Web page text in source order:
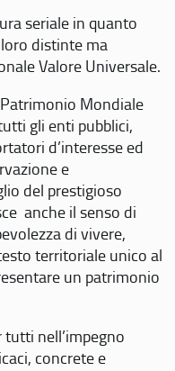
seriale in quanto
distinte ma
Valore Universale.
Mondiale
gli enti pubblici,
d’interesse ed
e
del prestigioso
anche il senso di
di vivere,
territoriale unico al
un patrimonio
nell’impegno
concrete e